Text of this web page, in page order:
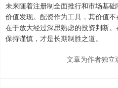
未来随着注册制全面推行和市场基
价值发现。配资作为工具，其价值
在于放大经过深思熟虑的投资判断
保持谨慎，才是长期制胜之道。
文章为作者独立